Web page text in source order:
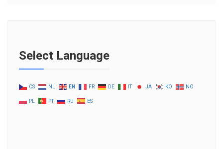
Select Language
CS NL EN FR DE IT JA KO NO
PL PT RU ES